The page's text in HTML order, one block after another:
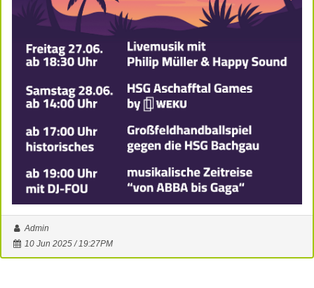
Admin
10 Jun 2025 / 19:27PM